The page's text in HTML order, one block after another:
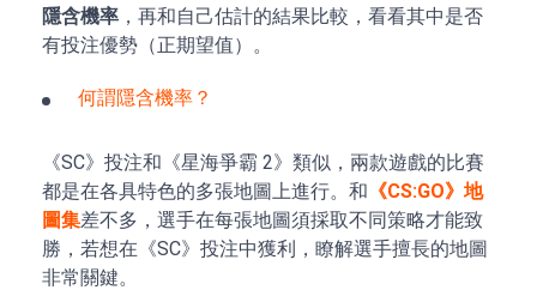
隱含機率 ，再和自己估計的結果比較，看看其中是否
有投注優勢（正期望值）。
何謂隱含機率？
《SC》投注和《星海爭霸 2》類似，兩款遊戲的比賽
都是在各具特色的多張地圖上進行。和 《CS:GO》地
圖集差不多，選手在每張地圖須採取不同策略才能致
勝，若想在《SC》投注中獲利，瞭解選手擅長的地圖
非常關鍵。